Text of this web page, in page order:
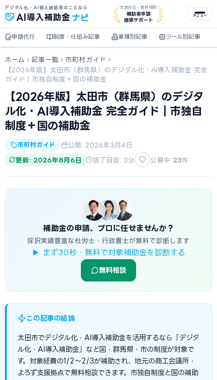
デジタル化・AI導入補助金のことなら
AI 導入補助金 ナビ
全国対応・無料相談
補助金申請
徹底サポート
メニュー
申請代行 制度・仕組み記事 業種別記事 ツール別記事
ホーム 記事一覧
市町村ガイド
【2026年版】太田市（群馬県）のデジタル化・AI導入補助金 完全
ガイド｜市独自制度＋国の補助金
【2026年版】太田市（群馬県）のデジタ
ル化・AI導入補助金 完全ガイド｜市独自
制度＋国の補助金
市町村ガイド 公開: 2026年3月4日
更新: 2026年8月6日 読了目安: 3分 公募中 23件
補助金の申請、プロに任せませんか？
採択実績豊富な社労士・行政書士が無料で診断します
▶ まず30秒・無料で対象補助金を診断する
無料相談
この記事の結論
太田市でデジタル化・AI導入補助金を活用するなら「デジタ
ル化・AI導入補助金」など国・群馬県・市の制度が対象で
す。対象経費の1/2〜2/3が補助され、地元の商工会議所・
よろず支援拠点で無料相談できます。市独自制度と国の補助